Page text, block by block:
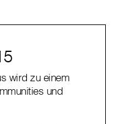
wird zu einem
und